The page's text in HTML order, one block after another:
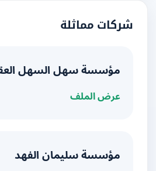
شركات مماثلة
مؤسسة سهل السهل العقارية
عرض الملف
مؤسسة سليمان الفهد